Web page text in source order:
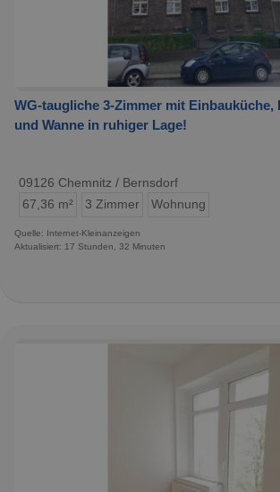
WG-taugliche 3-Zimmer mit Einbauküche,
und Wanne in ruhiger Lage!
09126 Chemnitz / Bernsdorf
67,36 m²
3 Zimmer Wohnung
Quelle: Internet-Kleinanzeigen
Aktualisiert: 17 Stunden, 32 Minuten